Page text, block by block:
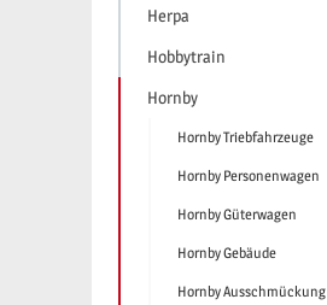
Herpa
Hobbytrain
Hornby
Hornby Triebfahrzeuge
Hornby Personenwagen
Hornby Güterwagen
Hornby Gebäude
Hornby Ausschmückung